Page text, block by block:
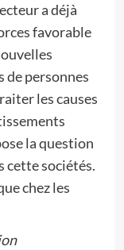
a déjà
favorable
de personnes
les causes
la question
cette sociétés.
chez les